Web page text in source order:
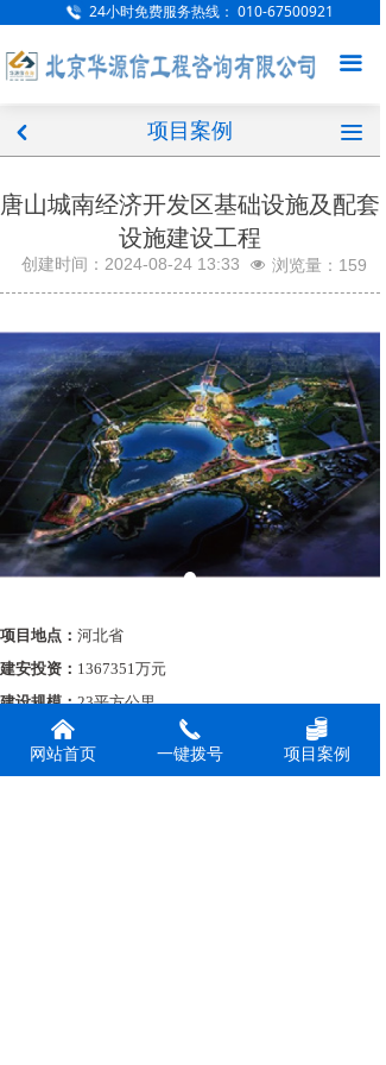
24小时免费服务热线： 010-67500921
끀
网站首页
公司概况
新闻中心
项目案例
人才招聘
企业文化
联系我们
访客留言
项目案例
낒 끀
唐山城南经济开发区基础设施及配套
设施建设工程
创建时间： 2024-08-24 13:33 넶 浏览量： 159
项目地点： 河北省
建安投资： 1367351万元
建设规模：23平方公里
낀
网站首页
끅
一键拨号
뀂
项目案例